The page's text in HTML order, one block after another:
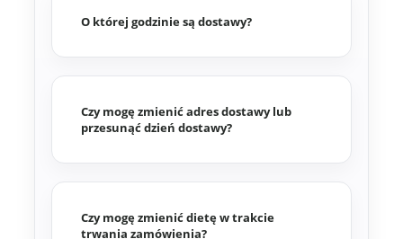
O której godzinie są dostawy?
Czy mogę zmienić adres dostawy lub
przesunąć dzień dostawy?
Czy mogę zmienić dietę w trakcie
trwania zamówienia?